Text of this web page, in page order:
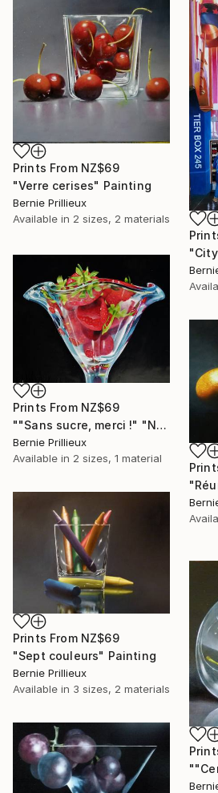
Prints From NZ$69
"Verre cerises" Painting
Bernie Prillieux
Available in 2 sizes, 2 materials
Prints From NZ$69
""Sans sucre, merci !" "No sugar, thank's !"" Painting
Bernie Prillieux
Available in 2 sizes, 1 material
Prints From NZ$69
"Sept couleurs" Painting
Bernie Prillieux
Available in 3 sizes, 2 materials